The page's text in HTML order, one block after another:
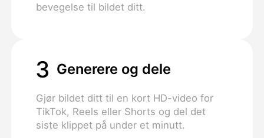
bevegelse til bildet ditt.
3 Generere og dele
Gjør bildet ditt til en kort HD-video for
TikTok, Reels eller Shorts og del det
siste klippet på under et minutt.